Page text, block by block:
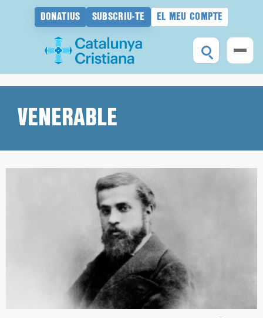
DONATIUS SUBSCRIU-TE EL MEU COMPTE
contingutVENERABLE